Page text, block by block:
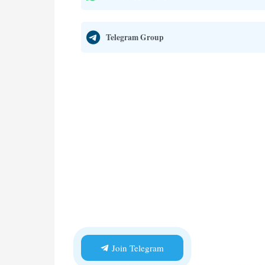
Telegram Group
Join Telegram